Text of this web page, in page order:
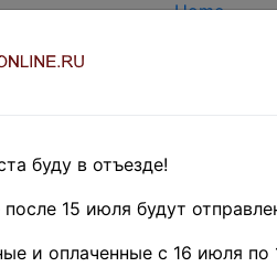
Home
TERMS
буду в отъезде!
15 июля будут
и оплаченные с 16 июля по